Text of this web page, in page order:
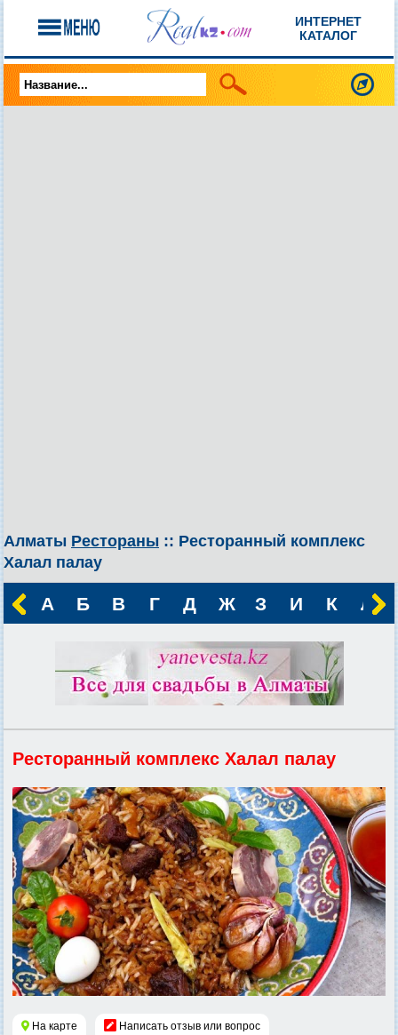
ИНТЕРНЕТ
КАТАЛОГ
Алматы Рестораны :: Ресторанный комплекс
Халал палау
А Б В Г Д Ж З И К Л
Ресторанный комплекс Халал палау
На карте Написать отзыв или вопрос